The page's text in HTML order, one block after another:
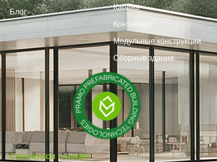
Блог
Кабина
Контейнер
Модульные конструкции
Сборные здания
Связаться с нами!